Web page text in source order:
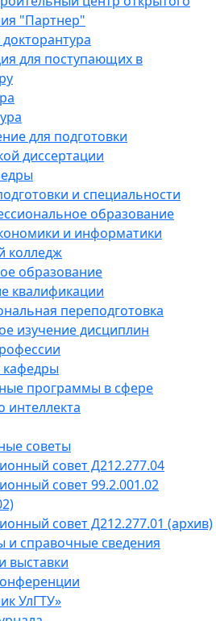
"Партнер"
для поступающих в
для подготовки
диссертации
и специальности
образование
и информатики
колледж
образование
квалификации
переподготовка
изучение дисциплин
программы в сфере
интеллекта
советы
совет Д212.277.04
совет 99.2.001.02
совет Д212.277.01 (архив)
и справочные сведения
выставки
УлГТУ»